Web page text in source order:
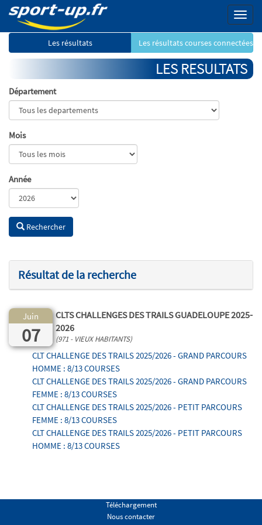
Menu
Les résultats Les résultats courses connectées
LES RESULTATS
Département
Mois
Année
Rechercher
Résultat de la recherche
Juin
07
CLTS CHALLENGES DES TRAILS GUADELOUPE 2025-
2026
(971 - VIEUX HABITANTS)
CLT CHALLENGE DES TRAILS 2025/2026 - GRAND PARCOURS
HOMME : 8/13 COURSES
CLT CHALLENGE DES TRAILS 2025/2026 - GRAND PARCOURS
FEMME : 8/13 COURSES
CLT CHALLENGE DES TRAILS 2025/2026 - PETIT PARCOURS
FEMME : 8/13 COURSES
CLT CHALLENGE DES TRAILS 2025/2026 - PETIT PARCOURS
HOMME : 8/13 COURSES
Téléchargement
Nous contacter